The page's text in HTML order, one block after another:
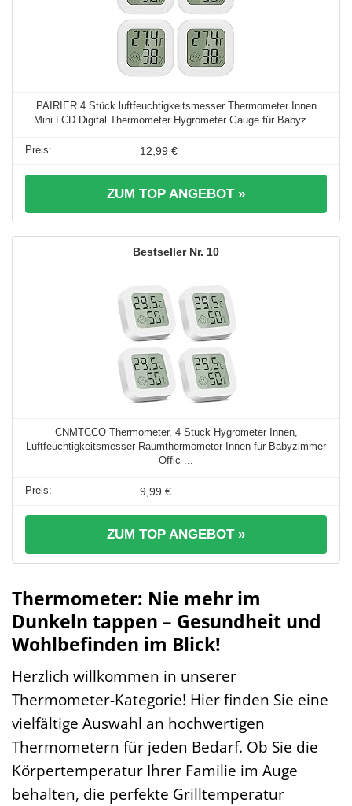
PAIRIER 4 Stück luftfeuchtigkeitsmesser Thermometer Innen
Mini LCD Digital Thermometer Hygrometer Gauge für Babyz ...
12,99 €
ZUM TOP ANGEBOT »
10
CNMTCCO Thermometer, 4 Stück Hygrometer Innen,
Luftfeuchtigkeitsmesser Raumthermometer Innen für Babyzimmer
Offic ...
9,99 €
ZUM TOP ANGEBOT »
Thermometer: Nie mehr im
Dunkeln tappen – Gesundheit und
Wohlbefinden im Blick!
Herzlich willkommen in unserer
Thermometer-Kategorie! Hier finden Sie eine
vielfältige Auswahl an hochwertigen
Thermometern für jeden Bedarf. Ob Sie die
Körpertemperatur Ihrer Familie im Auge
behalten, die perfekte Grilltemperatur